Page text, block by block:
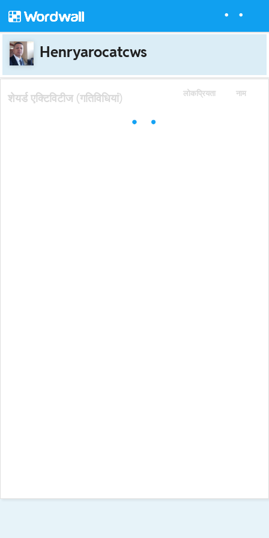
Henryarocatcws
लोकप्रियता नाम
शेयर्ड एक्टिविटीज (गतिविधियां)